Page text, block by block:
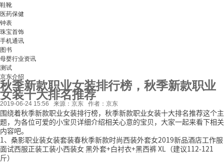
鞋靴
医药保健
钟表
珠宝首饰
手机通讯
图书
母婴行业资讯
测试
京东介绍
秋季新款职业女装排行榜，秋季新款职业
女装十大排名推荐
2019-06-24 15:56 来源：京东 作者：京东
围绕着秋季新款职业女装排行榜，秋季新款职业女装十大排名推荐这个主
题，为各位可爱的小宝贝详细介绍相关心意的宝贝，大家一起来看下相关
内容吧。
1、桑影职业装女装套装春秋季新款时尚西装外套女2019新品酒店工作服
面试西服正装工装小西装女 黑外套+白衬衣+黑西裤 XL（建议112-121
斤）